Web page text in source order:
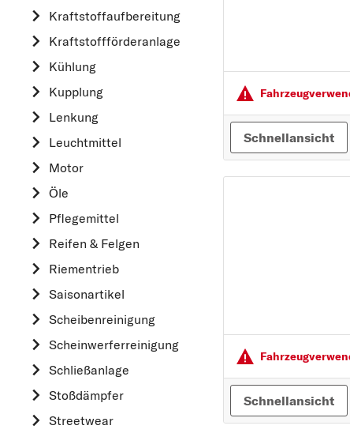
Kraftstoff­aufbereitung
Kraftstoff­förderanlage
Kühlung
Kupplung
Lenkung
Leuchtmittel
Motor
Öle
Pflegemittel
Reifen & Felgen
Riementrieb
Saisonartikel
Scheibenreinigung
Scheinwerferreinigung
Schließanlage
Stoßdämpfer
Streetwear
C
CHEVROLET
CITROËN
D
HONDA
HYUNDAI
K
KIA
Schnellansicht
Schnellansicht